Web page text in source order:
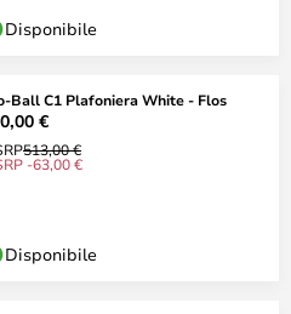
Disponibile
Ball C1 Plafoniera White - Flos
€
513,00 €
-63,00 €
Disponibile